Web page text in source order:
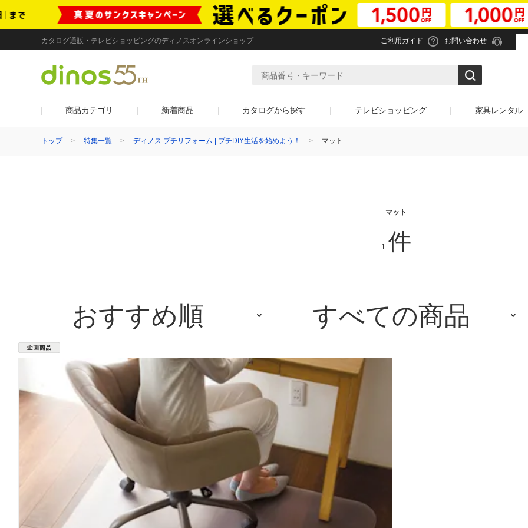
カタログ通販・テレビショッピングのディノスオンラインショップ ご利用ガイド お問い合わせ
商品カテゴリ 新着商品 カタログから探す テレビショッピング 家具レンタル
トップ 特集一覧 ディノス プチリフォーム | プチDIY生活を始めよう！ マット
マット
1 件
おすすめ順 すべての商品